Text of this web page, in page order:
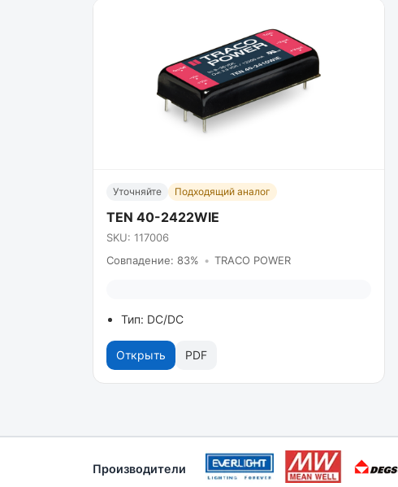
Уточняйте Подходящий аналог
TEN 40-2422WIE
SKU: 117006
Совпадение: 83% • TRACO POWER
Тип: DC/DC
Открыть PDF
Производители